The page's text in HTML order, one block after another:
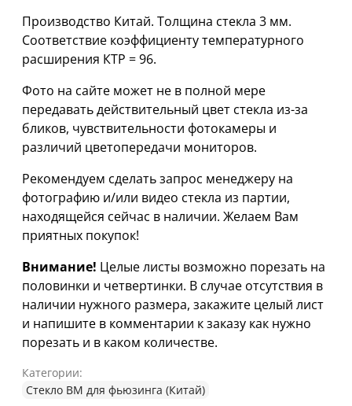
Производство Китай. Толщина стекла 3 мм.
Соответствие коэффициенту температурного
расширения КТР = 96.
Фото на сайте может не в полной мере
передавать действительный цвет стекла из-за
бликов, чувствительности фотокамеры и
различий цветопередачи мониторов.
Рекомендуем сделать запрос менеджеру на
фотографию и/или видео стекла из партии,
находящейся сейчас в наличии. Желаем Вам
приятных покупок!
Внимание! Целые листы возможно порезать на
половинки и четвертинки. В случае отсутствия в
наличии нужного размера, закажите целый лист
и напишите в комментарии к заказу как нужно
порезать и в каком количестве.
Категории:
Стекло ВМ для фьюзинга (Китай)